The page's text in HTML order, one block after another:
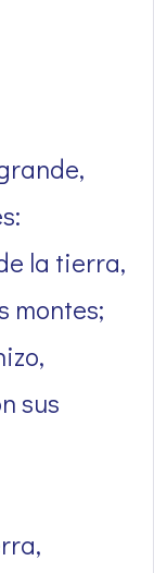
la tierra,
montes;
sus